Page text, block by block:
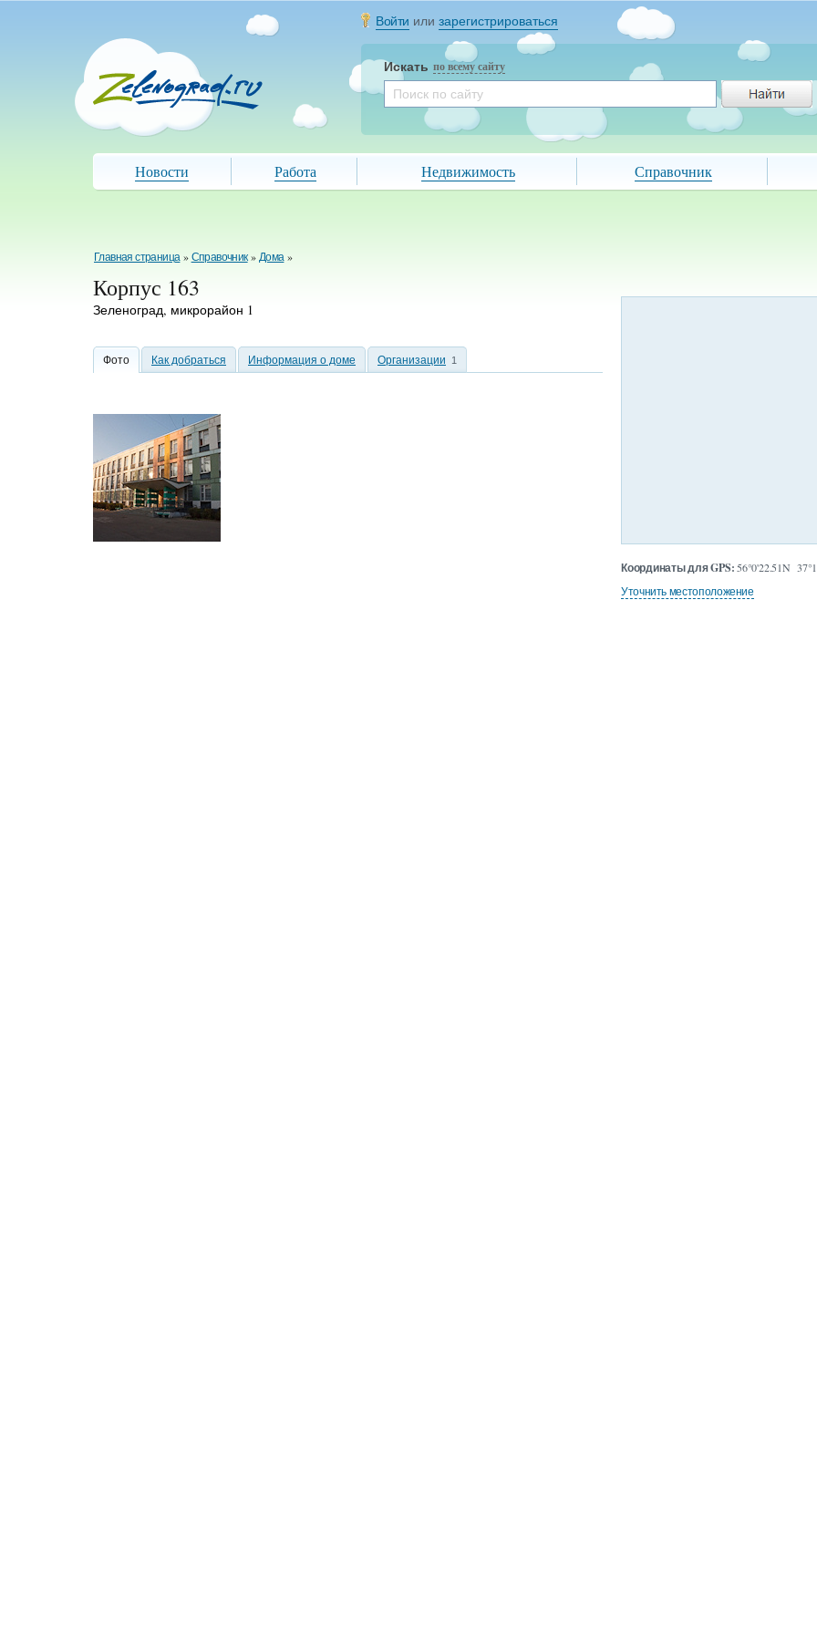
Войти или зарегистрироваться
Искать по всему сайту
Новости Работа Недвижимость Справочник
Главная страница »Справочник » Дома »
Корпус 163
Зеленоград, микрорайон 1
Фото Как добраться Информация о доме Организации 1
Координаты для GPS: 56°0'22.51N
Уточнить местоположение